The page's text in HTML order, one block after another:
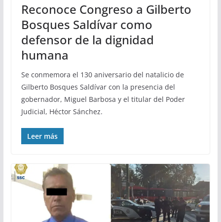
Reconoce Congreso a Gilberto
Bosques Saldívar como
defensor de la dignidad
humana
Se conmemora el 130 aniversario del natalicio de
Gilberto Bosques Saldívar con la presencia del
gobernador, Miguel Barbosa y el titular del Poder
Judicial, Héctor Sánchez.
Leer más